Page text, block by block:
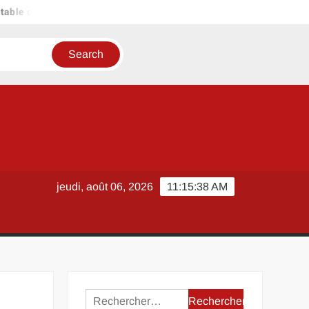
des matières sur Google doc en quelques minutes seulement ?
11:15:38 AM
jeudi, août 06, 2026
Rechercher :